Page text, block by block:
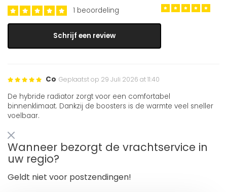
1 beoordeling
Schrijf een review
Co Geplaatst op 29 Juli 2026 at 11:40
De hybride radiator zorgt voor een comfortabel
binnenklimaat. Dankzij de boosters is de warmte veel sneller
voelbaar.
Wanneer bezorgt de vrachtservice in
uw regio?
Geldt niet voor postzendingen!